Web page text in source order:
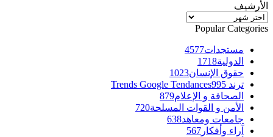
الأرشيف
الأرشيف
Popular Categories
مستجدات4577
الدولية1718
حقوق الإنسان1023
ترند Trends Google Tendances 995
الصحافة و الإعلام879
الأمن و القوات المسلحة720
جامعات ومعاهد638
آراء وأفكار 567